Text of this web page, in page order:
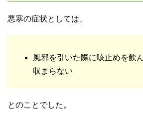
悪寒の症状としては、
風邪を引いた際に咳止めを飲
収まらない
とのことでした。